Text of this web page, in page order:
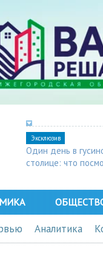
Эксклюзив
Один день в
столице: что
Аналитика